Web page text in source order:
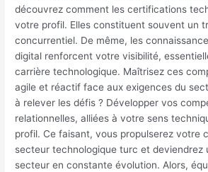
découvrez comment les certifications
votre profil. Elles constituent souvent un
concurrentiel. De même, les
digital renforcent votre visibilité,
carrière technologique. Maîtrisez ces
agile et réactif face aux exigences du
à relever les défis ? Développer vos
relationnelles, alliées à votre sens
profil. Ce faisant, vous propulserez votre
secteur technologique turc et deviendrez
secteur en constante évolution. Alors,